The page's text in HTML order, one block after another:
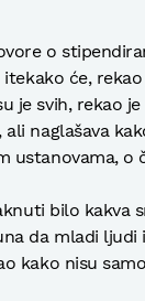
o
će,
je svih, rekao
naglašava
ustanovama,
bilo kakva
da mladi ljudi
kako nisu